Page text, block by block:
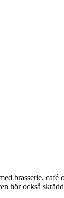
brasserie,
hör också